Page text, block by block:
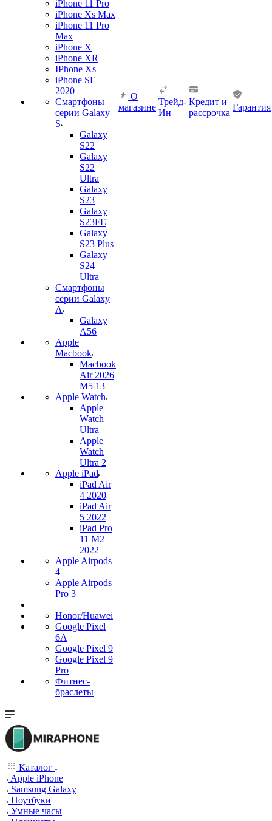
iPhone 11 Pro
iPhone Xs Max
iPhone 11 Pro
Max
iPhone X
iPhone XR
IPhone Xs
iPhone SE
2020
Смартфоны
серии Galaxy
S
Galaxy
S22
Galaxy
S22
Ultra
Galaxy
S23
Galaxy
S23FE
Galaxy
S23 Plus
Galaxy
S24
Ultra
Смартфоны
серии Galaxy
A
Galaxy
A56
Apple
Macbook
Macbook
Air 2026
M5 13
Apple Watch
Apple
Watch
Ultra
Apple
Watch
Ultra 2
Apple iPad
iPad Air
4 2020
iPad Air
5 2022
iPad Pro
11 M2
2022
Apple Airpods
4
Apple Airpods
Pro 3
Honor/Huawei
Google Pixel
6A
Google Pixel 9
Google Pixel 9
Pro
Фитнес-
браслеты
О
магазине
Трейд-
Ин
Кредит и
рассрочка
Гарантия
Каталог
Apple iPhone
Samsung Galaxy
Ноутбуки
Умные часы